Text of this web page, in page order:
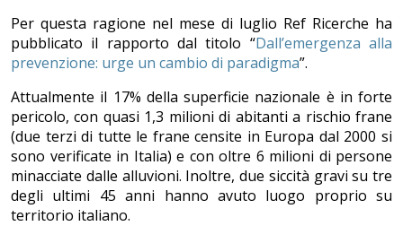
Per questa ragione nel mese di luglio Ref Ricerche ha
pubblicato il rapporto dal titolo “Dall’emergenza alla
prevenzione: urge un cambio di paradigma”.
Attualmente il 17% della superficie nazionale è in forte
pericolo, con quasi 1,3 milioni di abitanti a rischio frane
(due terzi di tutte le frane censite in Europa dal 2000 si
sono verificate in Italia) e con oltre 6 milioni di persone
minacciate dalle alluvioni. Inoltre, due siccità gravi su tre
degli ultimi 45 anni hanno avuto luogo proprio su
territorio italiano.